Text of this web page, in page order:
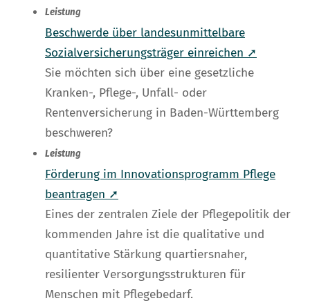
Leistung
Beschwerde über landesunmittelbare
Sozialversicherungsträger einreichen ➚
Sie möchten sich über eine gesetzliche
Kranken-, Pflege-, Unfall- oder
Rentenversicherung in Baden-Württemberg
beschweren?
Leistung
Förderung im Innovationsprogramm Pflege
beantragen ➚
Eines der zentralen Ziele der Pflegepolitik der
kommenden Jahre ist die qualitative und
quantitative Stärkung quartiersnaher,
resilienter Versorgungsstrukturen für
Menschen mit Pflegebedarf.